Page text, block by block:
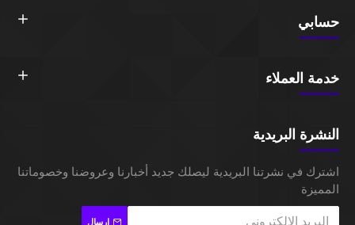
حسابي
خدمة العملاء
النشرة البريدية
اشترك في نشرتنا البريدية ليصلك جديد أخبارنا وعروضنا وخصوماتنا
المميزة
إرسال